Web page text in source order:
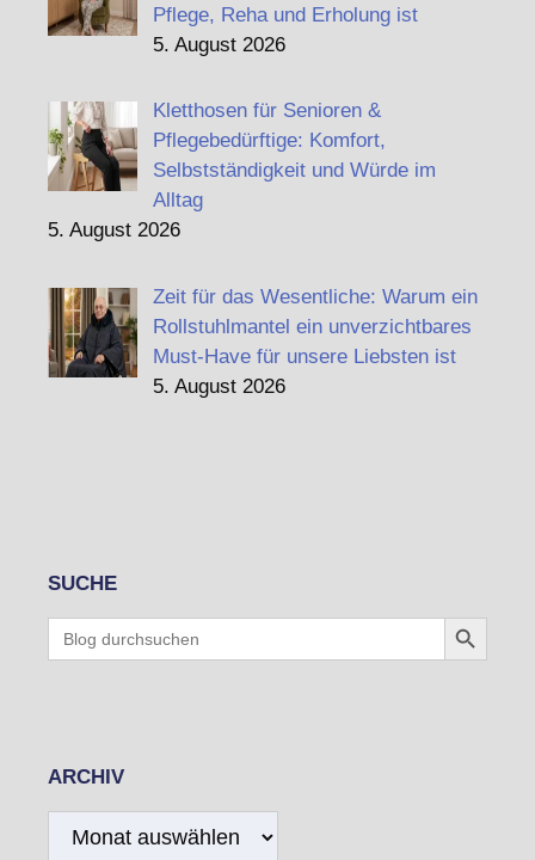
Pflege, Reha und Erholung ist
5. August 2026
Kletthosen für Senioren &
Pflegebedürftige: Komfort,
Selbstständigkeit und Würde im
Alltag
5. August 2026
Zeit für das Wesentliche: Warum ein
Rollstuhlmantel ein unverzichtbares
Must-Have für unsere Liebsten ist
5. August 2026
SUCHE
for:
Search Button
ARCHIV
Archiv